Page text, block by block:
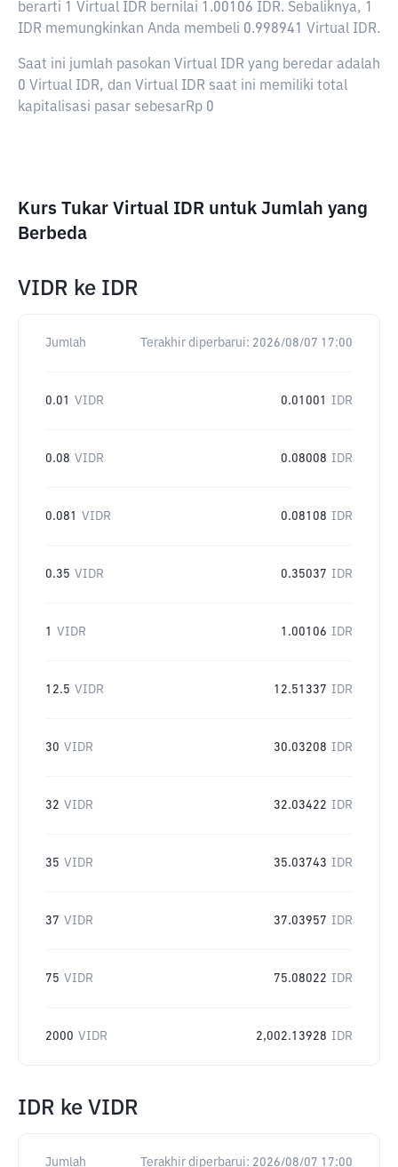
berarti 1 Virtual IDR bernilai 1.00106 IDR. Sebaliknya, 1
IDR memungkinkan Anda membeli 0.998941 Virtual IDR.
Saat ini jumlah pasokan Virtual IDR yang beredar adalah
0 Virtual IDR, dan Virtual IDR saat ini memiliki total
kapitalisasi pasar sebesarRp 0
Kurs Tukar Virtual IDR untuk Jumlah yang
Berbeda
VIDR ke IDR
Jumlah Terakhir diperbarui: 2026/08/07 17:00
0.01 VIDR 0.01001 IDR
0.08 VIDR 0.08008 IDR
0.081 VIDR 0.08108 IDR
0.35 VIDR 0.35037 IDR
1 VIDR 1.00106 IDR
12.5 VIDR 12.51337 IDR
30 VIDR 30.03208 IDR
32 VIDR 32.03422 IDR
35 VIDR 35.03743 IDR
37 VIDR 37.03957 IDR
75 VIDR 75.08022 IDR
2000 VIDR 2,002.13928 IDR
IDR ke VIDR
Jumlah Terakhir diperbarui: 2026/08/07 17:00